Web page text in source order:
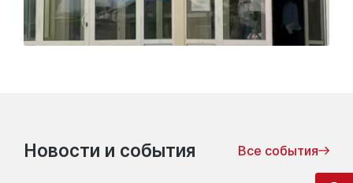
Новости и события Все события